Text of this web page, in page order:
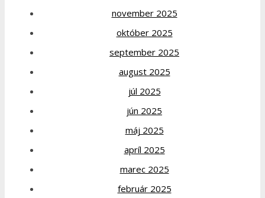
november 2025
október 2025
september 2025
august 2025
júl 2025
jún 2025
máj 2025
apríl 2025
marec 2025
február 2025